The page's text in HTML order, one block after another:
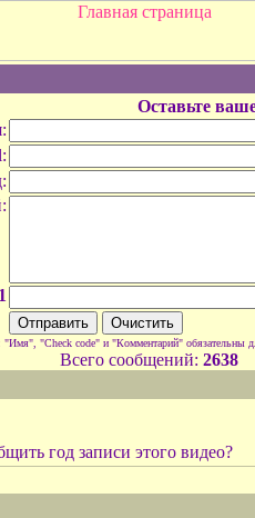
Оставьте
"Check code" и "Комментарий" обязательны
Всего сообщений: 2638
год записи этого видео?